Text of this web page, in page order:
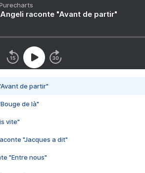
Angeli raconte "Avant de partir"
de partir"
de là"
vite"
"Jacques a dit"
"Entre nous"